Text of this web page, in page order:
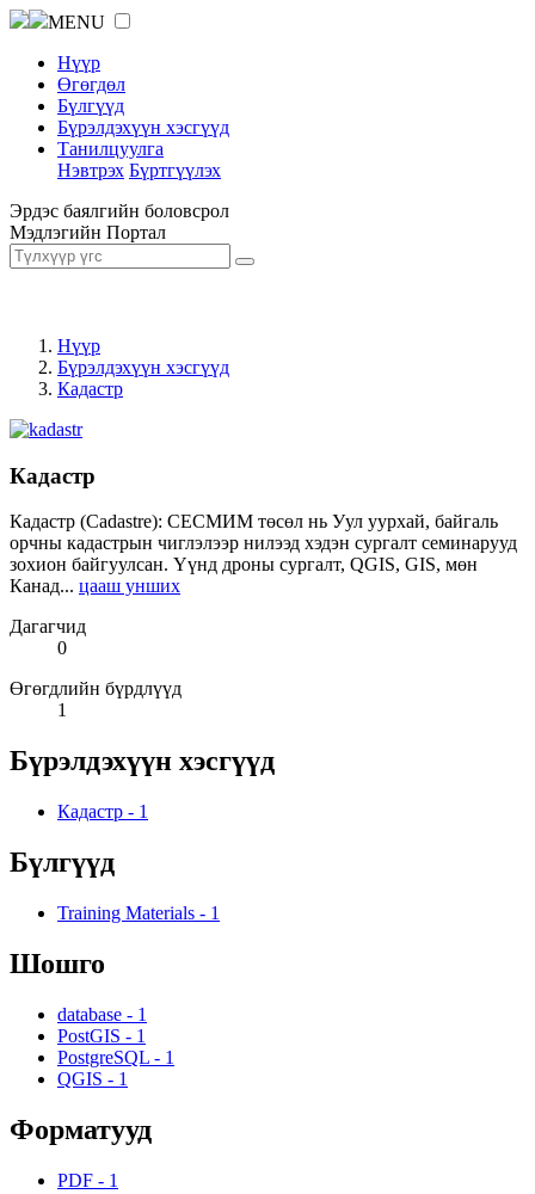
MENU
Нүүр
Өгөгдөл
Бүлгүүд
Бүрэлдэхүүн хэсгүүд
Танилцуулга
Нэвтрэх Бүртгүүлэх
Эрдэс баялгийн боловсрол
Мэдлэгийн Портал
Нүүр
Бүрэлдэхүүн хэсгүүд
Кадастр
Кадастр
Кадастр (Cadastre): СЕСМИМ төсөл нь Уул уурхай, байгаль
орчны кадастрын чиглэлээр нилээд хэдэн сургалт семинарууд
зохион байгуулсан. Үүнд дроны сургалт, QGIS, GIS, мөн
Канад... цааш унших
Дагагчид
0
Өгөгдлийн бүрдлүүд
1
Бүрэлдэхүүн хэсгүүд
Кадастр - 1
Бүлгүүд
Training Materials - 1
Шошго
database - 1
PostGIS - 1
PostgreSQL - 1
QGIS - 1
Форматууд
PDF - 1